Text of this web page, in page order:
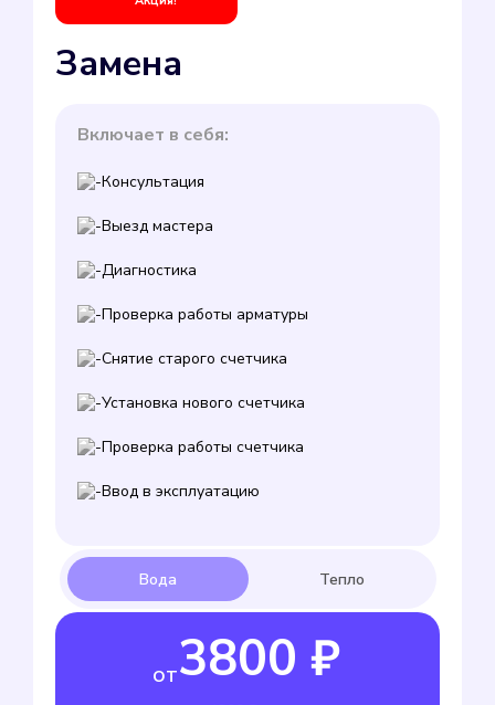
Замена
Включает в себя:
Консультация
Выезд мастера
Диагностика
Проверка работы арматуры
Снятие старого счетчика
Установка нового счетчика
Проверка работы счетчика
Ввод в эксплуатацию
от3800 ₽